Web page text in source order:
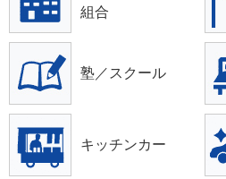
組合
塾／スクール
キッチンカー